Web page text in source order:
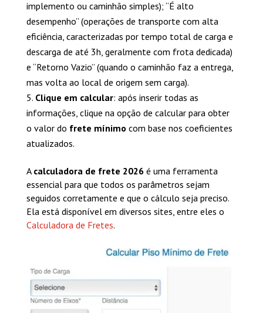
implemento ou caminhão simples); “É alto
desempenho” (operações de transporte com alta
eficiência, caracterizadas por tempo total de carga e
descarga de até 3h, geralmente com frota dedicada)
e “Retorno Vazio” (quando o caminhão faz a entrega,
mas volta ao local de origem sem carga).
Clique em calcular: após inserir todas as
informações, clique na opção de calcular para obter
o valor do frete mínimo com base nos coeficientes
atualizados.
A calculadora de frete 2026é uma ferramenta
essencial para que todos os parâmetros sejam
seguidos corretamente e que o cálculo seja preciso.
Ela está disponível em diversos sites, entre eles o
Calculadora de Fretes.